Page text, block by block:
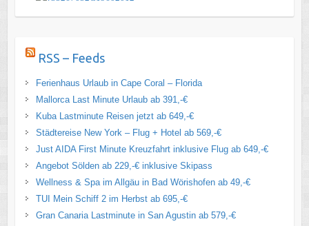
RSS – Feeds
Ferienhaus Urlaub in Cape Coral – Florida
Mallorca Last Minute Urlaub ab 391,-€
Kuba Lastminute Reisen jetzt ab 649,-€
Städtereise New York – Flug + Hotel ab 569,-€
Just AIDA First Minute Kreuzfahrt inklusive Flug ab 649,-€
Angebot Sölden ab 229,-€ inklusive Skipass
Wellness & Spa im Allgäu in Bad Wörishofen ab 49,-€
TUI Mein Schiff 2 im Herbst ab 695,-€
Gran Canaria Lastminute in San Agustin ab 579,-€